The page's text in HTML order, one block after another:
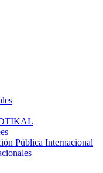
Pública Internacional